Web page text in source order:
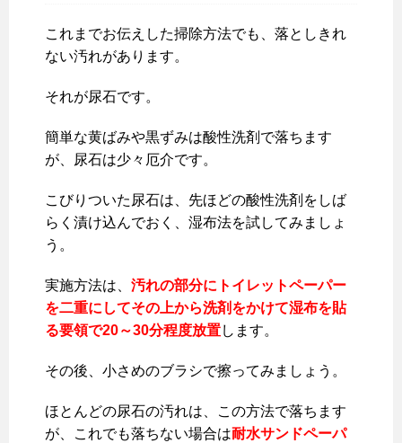
これまでお伝えした掃除方法でも、落としきれ
ない汚れがあります。
それが尿石です。
簡単な黄ばみや黒ずみは酸性洗剤で落ちます
が、尿石は少々厄介です。
こびりついた尿石は、先ほどの酸性洗剤をしば
らく漬け込んでおく、湿布法を試してみましょ
う。
実施方法は、 汚れの部分にトイレットペーパー
を二重にしてその上から洗剤をかけて湿布を貼
る要領で20～30分程度放置します。
その後、小さめのブラシで擦ってみましょう。
ほとんどの尿石の汚れは、この方法で落ちます
が、これでも落ちない場合は耐水サンドペーパ